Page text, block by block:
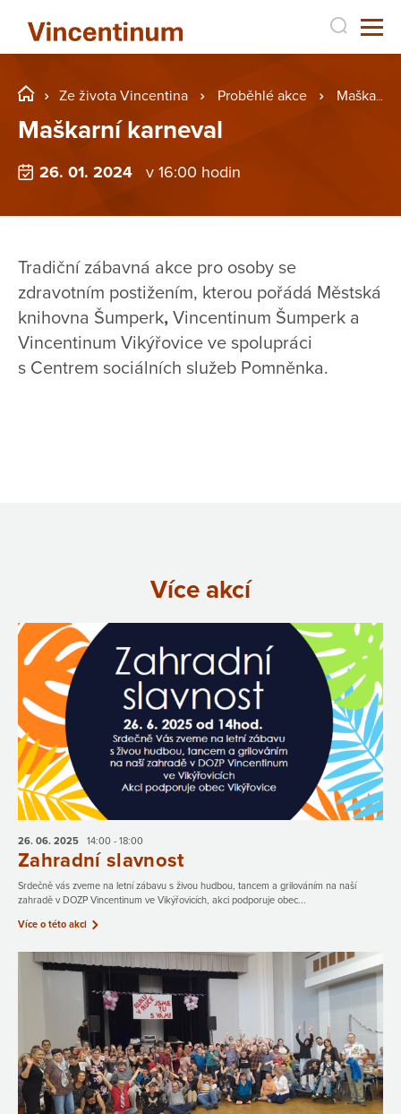
Ze života Vincentina Proběhlé akce Maškarní karneval
Maškarní karneval
26. 01. 2024 v 16:00 hodin
Tradiční zábavná akce pro osoby se
zdravotním postižením, kterou pořádá Městská
knihovna Šumperk, Vincentinum Šumperk a
Vincentinum Vikýřovice ve spolupráci
s Centrem sociálních služeb Pomněnka.
Více akcí
26. 06. 2025 14:00 - 18:00
Zahradní slavnost
Srdečně vás zveme na letní zábavu s živou hudbou, tancem a grilováním na naší
zahradě v DOZP Vincentinum ve Vikýřovicích, akci podporuje obec...
Více o této akci